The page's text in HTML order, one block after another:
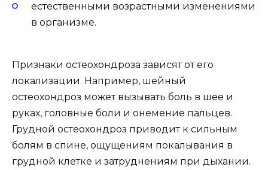
естественными возрастными изменениями
в организме.
Признаки остеохондроза зависят от его
локализации. Например, шейный
остеохондроз может вызывать боль в шее и
руках, головные боли и онемение пальцев.
Грудной остеохондроз приводит к сильным
болям в спине, ощущениям покалывания в
грудной клетке и затруднениям при дыхании.